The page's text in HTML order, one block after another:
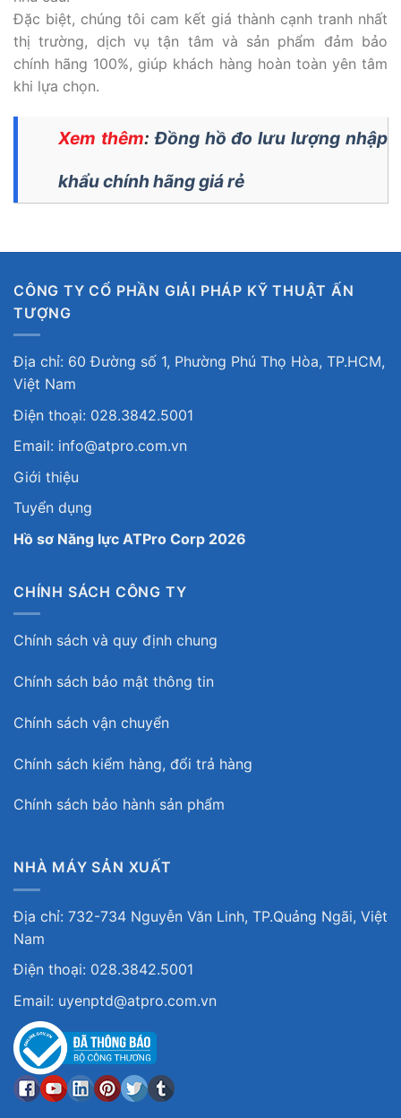
Đặc biệt, chúng tôi cam kết giá thành cạnh tranh nhất
thị trường, dịch vụ tận tâm và sản phẩm đảm bảo
chính hãng 100%, giúp khách hàng hoàn toàn yên tâm
khi lựa chọn.
Xem thêm:Đồng hồ đo lưu lượng nhập
khẩu chính hãng giá rẻ
CÔNG TY CỔ PHẦN GIẢI PHÁP KỸ THUẬT ẤN
TƯỢNG
Địa chỉ: 60 Đường số 1, Phường Phú Thọ Hòa, TP.HCM,
Việt Nam
Điện thoại: 028.3842.5001
Email: info@atpro.com.vn
Giới thiệu
Tuyển dụng
Hồ sơ Năng lực ATPro Corp 2026
CHÍNH SÁCH CÔNG TY
Chính sách và quy định chung
Chính sách bảo mật thông tin
Chính sách vận chuyển
Chính sách kiểm hàng, đổi trả hàng
Chính sách bảo hành sản phẩm
NHÀ MÁY SẢN XUẤT
Địa chỉ: 732-734 Nguyễn Văn Linh, TP.Quảng Ngãi, Việt
Nam
Điện thoại: 028.3842.5001
Email: uyenptd@atpro.com.vn